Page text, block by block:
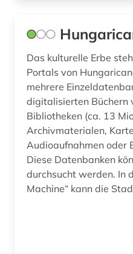
Das kulturelle Erbe
Portals von
mehrere
digitalisierten Büchern
Bibliotheken (ca. 13
Archivmaterialen,
Audioaufnahmen oder
Diese Datenbanken
durchsucht werden. In
Machine“ kann die